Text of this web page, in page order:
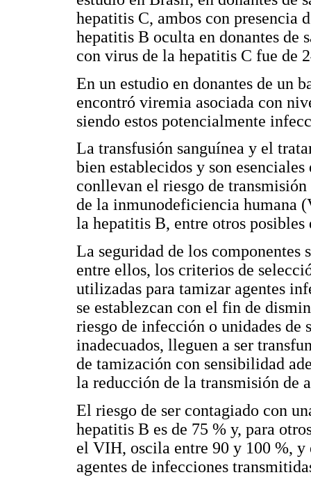
hepatitis C, ambos con presencia
hepatitis B oculta en donantes de
con virus de la hepatitis C fue de
En un estudio en donantes de un
encontró viremia asociada con
siendo estos potencialmente
La transfusión sanguínea y el
bien establecidos y son
conllevan el riesgo de
de la inmunodeficiencia humana
la hepatitis B, entre otros posibles
La seguridad de los componentes
entre ellos, los criterios de
utilizadas para tamizar agentes
se establezcan con el fin de
riesgo de infección o unidades de
inadecuados, lleguen a ser
de tamización con sensibilidad
la reducción de la transmisión de
El riesgo de ser contagiado con
hepatitis B es de 75 % y, para
el VIH, oscila entre 90 y 100 %, y
agentes de infecciones